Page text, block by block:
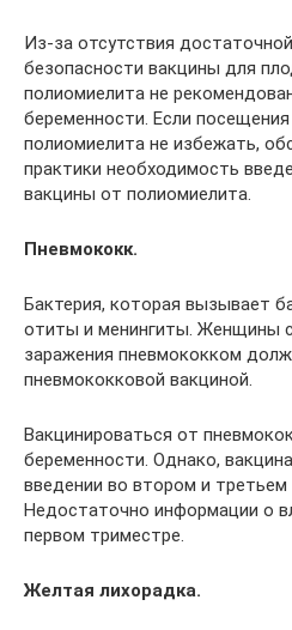
Из-за отсутствия
безопасности вакцины для
полиомиелита не
беременности. Если
полиомиелита не избежать,
практики необходимость
вакцины от полиомиелита.
Пневмококк.
Бактерия, которая вызывает
отиты и менингиты. Женщины
заражения пневмококком
пневмококковой вакциной.
Вакцинироваться от
беременности. Однако,
введении во втором и третьем
Недостаточно информации о
первом триместре.
Желтая лихорадка.